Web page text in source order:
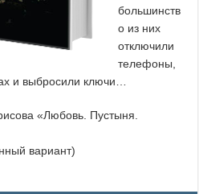
большинств
о из них
отключили
телефоны,
и выбросили ключи…
«Любовь. Пустыня.
вариант)